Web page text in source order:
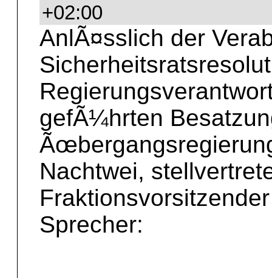
+02:00
AnlÃ¤sslich der
gefÃ¼hrten
Nachtwei,
Sprecher: